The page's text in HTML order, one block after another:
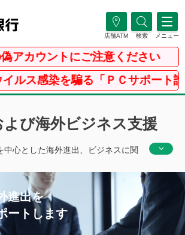
店舗ATM 検索 メニュー
ウントにご注意ください
を騙る「ＰＣサポート詐欺」等
よび海外ビジネス支援
中心とした海外進出、ビジネスに関
進出を
ートします